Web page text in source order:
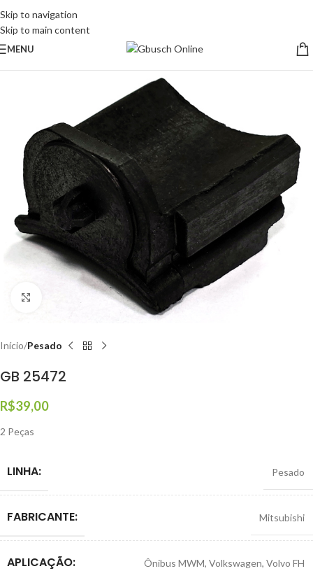
Skip to navigation
Skip to main content
MENU
Clique para ampliar
Início Pesado
GB 25472
R$39,00
2 Peças
LINHA: Pesado
FABRICANTE: Mitsubishi
APLICAÇÃO: Ônibus MWM, Volkswagen, Volvo FH